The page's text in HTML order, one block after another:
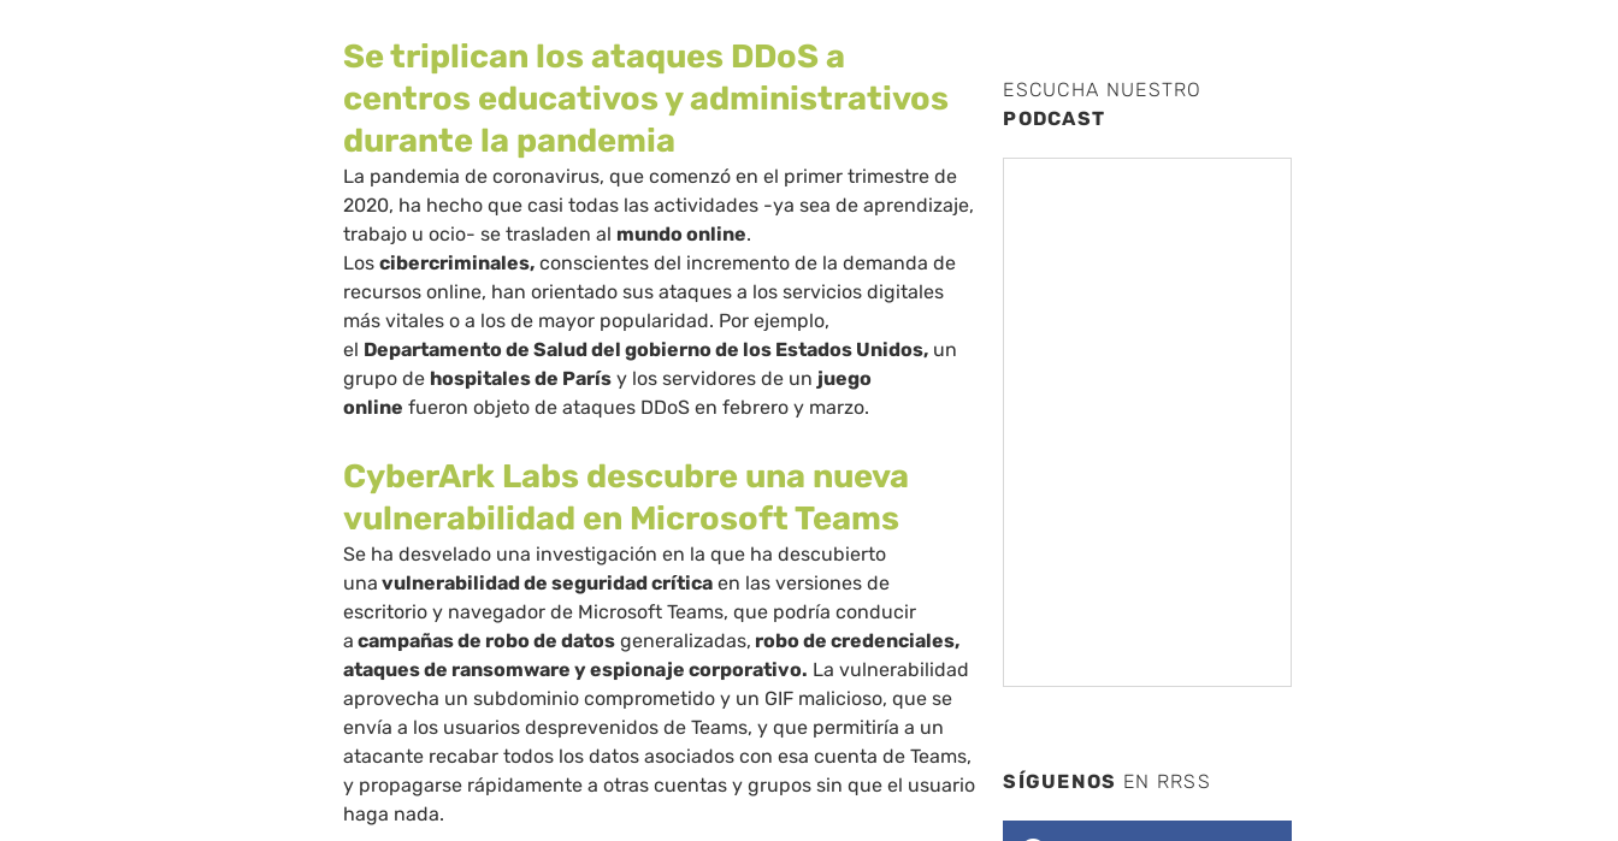
Se triplican los ataques DDoS a
centros educativos y administrativos
durante la pandemia
La pandemia de coronavirus, que comenzó en el primer trimestre de
2020, ha hecho que casi todas las actividades -ya sea de aprendizaje,
trabajo u ocio- se trasladen al mundo online.
Loscibercriminales, conscientes del incremento de la demanda de
recursos online, han orientado sus ataques a los servicios digitales
más vitales o a los de mayor popularidad. Por ejemplo,
el Departamento de Salud del gobierno de los Estados Unidos, un
grupo de hospitales de París y los servidores de un juego
online fueron objeto de ataques DDoS en febrero y marzo.
CyberArk Labs descubre una nueva
vulnerabilidad en Microsoft Teams
Se ha desvelado una investigación en la que ha descubierto
una vulnerabilidad de seguridad crítica en las versiones de
escritorio y navegador de Microsoft Teams, que podría conducir
a campañas de robo de datos generalizadas, robo de credenciales,
ataques de ransomware y espionaje corporativo. La vulnerabilidad
aprovecha un subdominio comprometido y un GIF malicioso, que se
envía a los usuarios desprevenidos de Teams, y que permitiría a un
atacante recabar todos los datos asociados con esa cuenta de Teams,
y propagarse rápidamente a otras cuentas y grupos sin que el usuario
haga nada.
ESCUCHA NUESTRO
PODCAST
SÍGUENOS EN RRSS